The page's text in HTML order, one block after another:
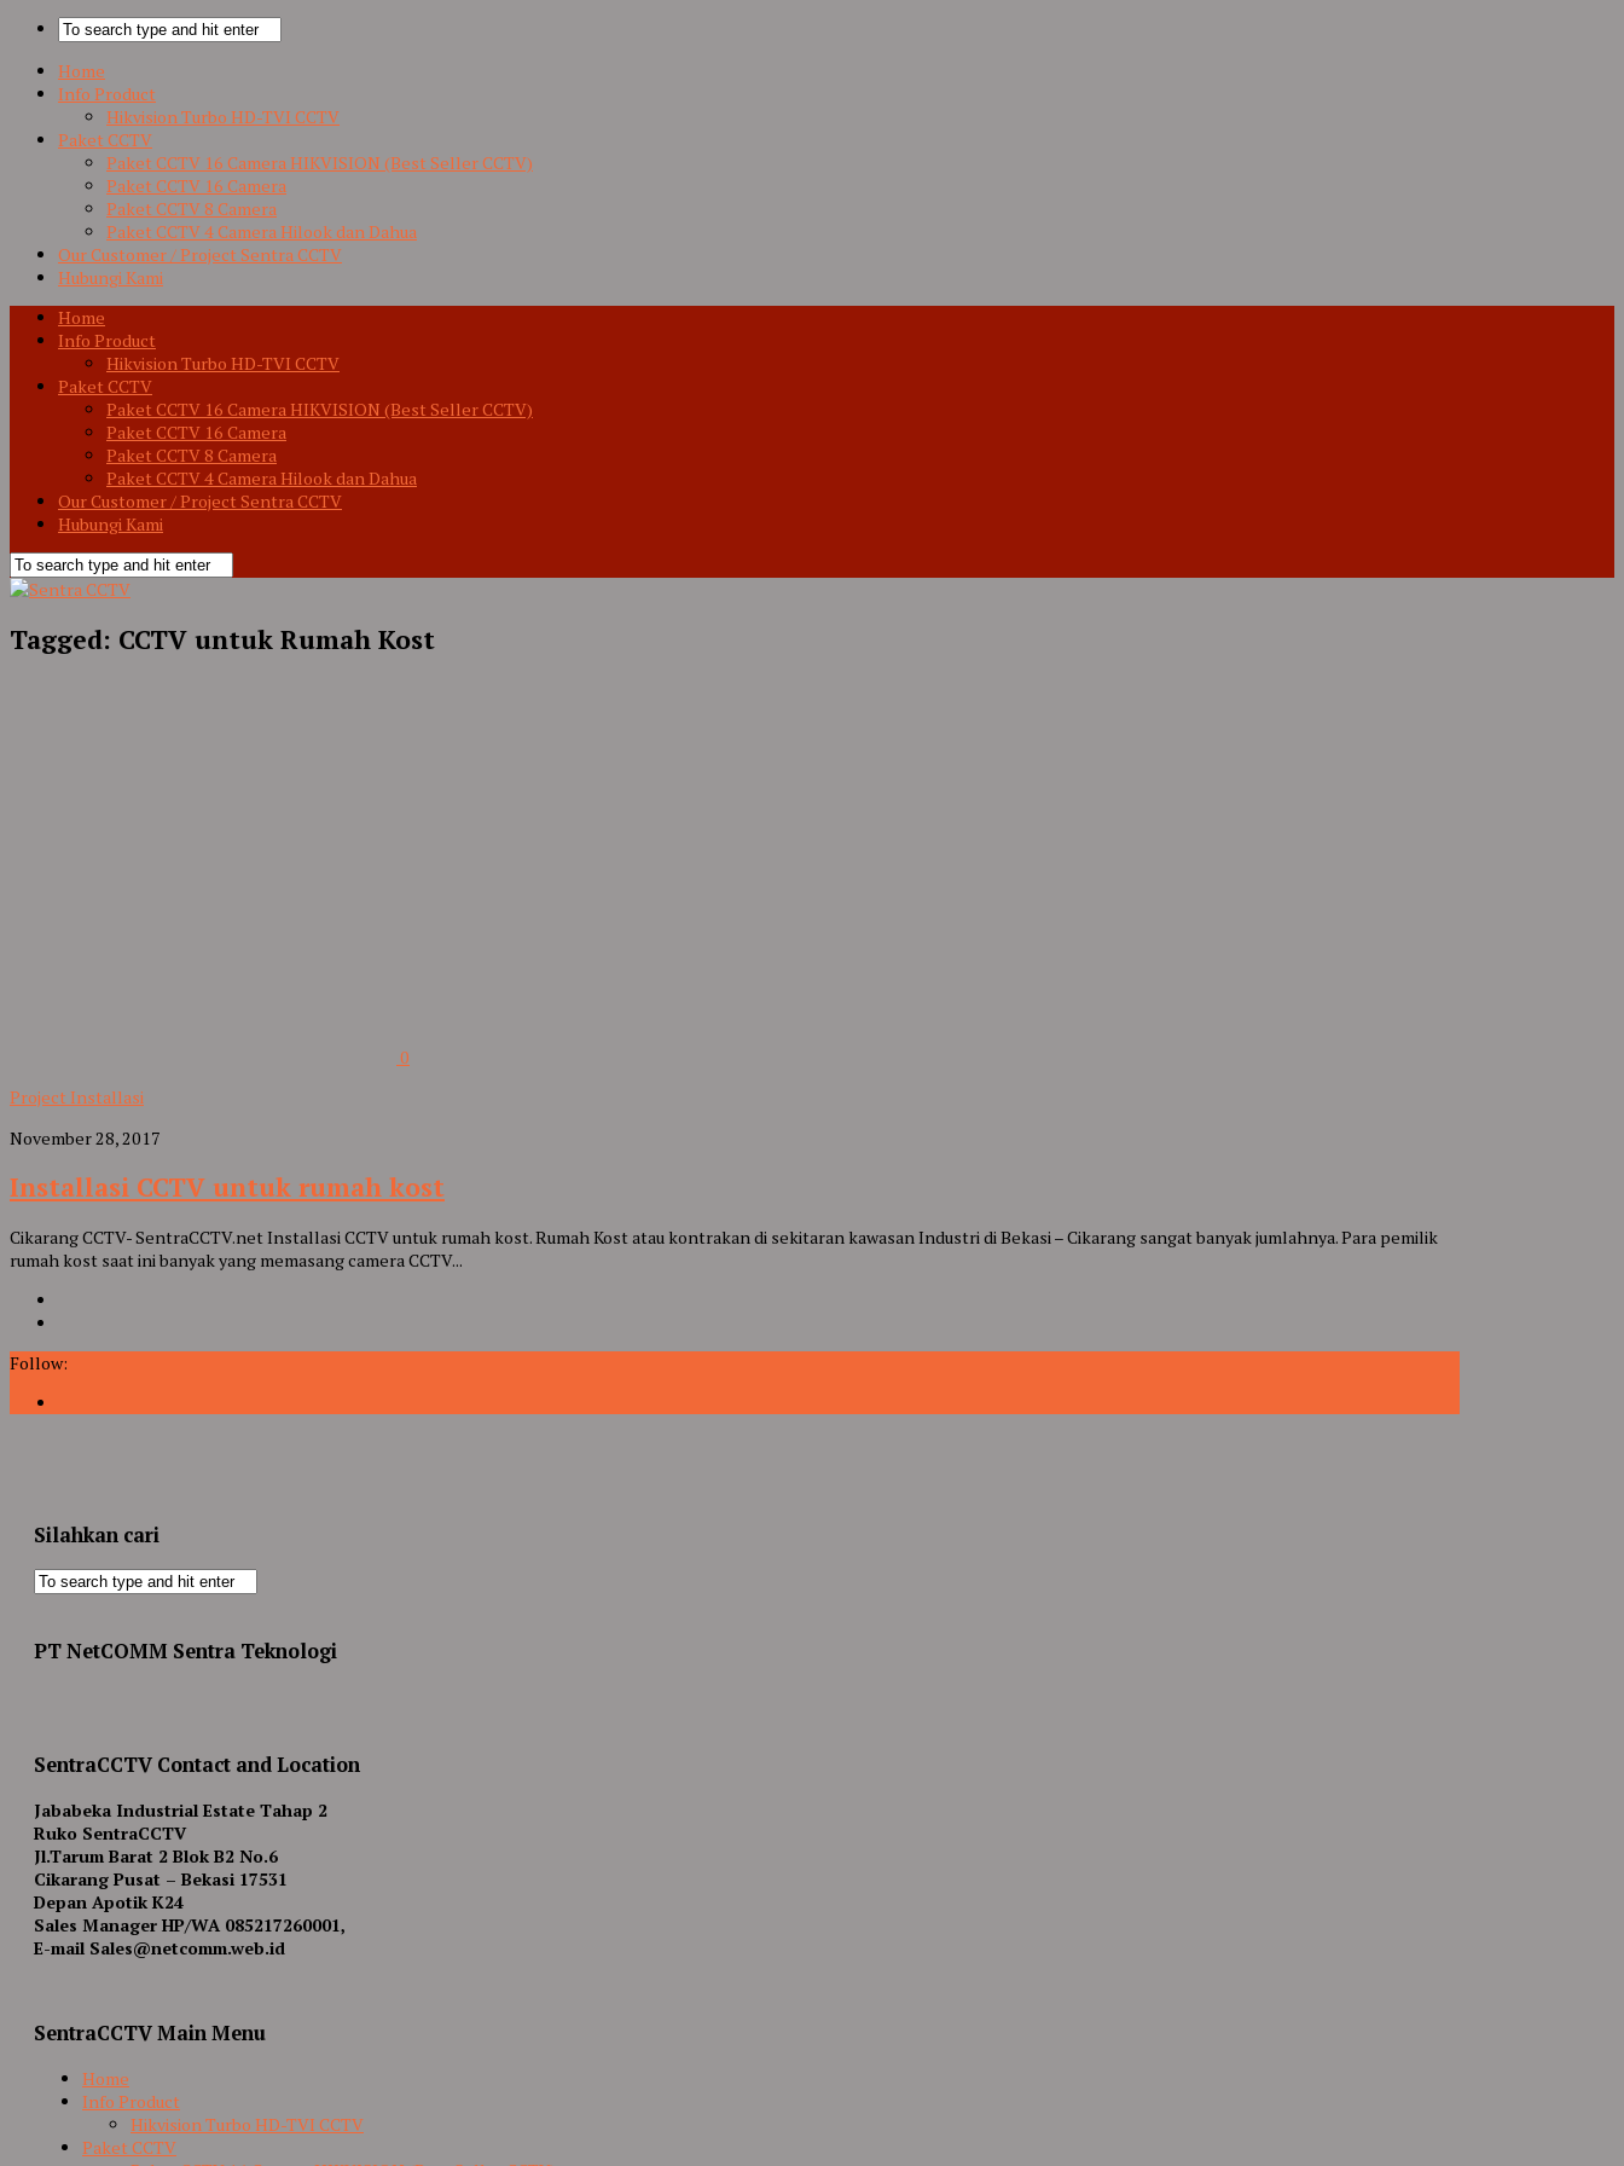
Home
Info Product
Hikvision Turbo HD-TVI CCTV
Paket CCTV
Paket CCTV 16 Camera HIKVISION (Best Seller CCTV)
Paket CCTV 16 Camera
Paket CCTV 8 Camera
Paket CCTV 4 Camera Hilook dan Dahua
Our Customer / Project Sentra CCTV
Hubungi Kami
Home
Info Product
Hikvision Turbo HD-TVI CCTV
Paket CCTV
Paket CCTV 16 Camera HIKVISION (Best Seller CCTV)
Paket CCTV 16 Camera
Paket CCTV 8 Camera
Paket CCTV 4 Camera Hilook dan Dahua
Our Customer / Project Sentra CCTV
Hubungi Kami
Tagged: CCTV untuk Rumah Kost
0
Project Installasi
November 28, 2017
Installasi CCTV untuk rumah kost
Cikarang CCTV- SentraCCTV.net Installasi CCTV untuk rumah kost. Rumah Kost atau kontrakan di sekitaran kawasan Industri di Bekasi – Cikarang sangat banyak jumlahnya. Para pemilik
rumah kost saat ini banyak yang memasang camera CCTV...
Follow:
Silahkan cari
PT NetCOMM Sentra Teknologi
SentraCCTV Contact and Location
Jababeka Industrial Estate Tahap 2
Ruko SentraCCTV
Jl.Tarum Barat 2 Blok B2 No.6
Cikarang Pusat – Bekasi 17531
Depan Apotik K24
Sales Manager HP/WA 085217260001,
E-mail Sales@netcomm.web.id
SentraCCTV Main Menu
Home
Info Product
Hikvision Turbo HD-TVI CCTV
Paket CCTV